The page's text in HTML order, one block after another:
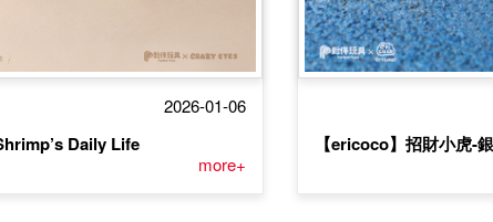
2026-01-06
Daily Life
more+
【ericoco】招財小虎-